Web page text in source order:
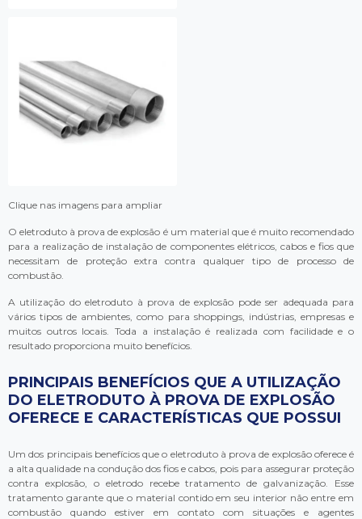
Clique nas imagens para ampliar
O eletroduto à prova de explosão é um material que é muito recomendado
para a realização de instalação de componentes elétricos, cabos e fios que
necessitam de proteção extra contra qualquer tipo de processo de
combustão.
A utilização do eletroduto à prova de explosão pode ser adequada para
vários tipos de ambientes, como para shoppings, indústrias, empresas e
muitos outros locais. Toda a instalação é realizada com facilidade e o
resultado proporciona muito benefícios.
PRINCIPAIS BENEFÍCIOS QUE A UTILIZAÇÃO
DO ELETRODUTO À PROVA DE EXPLOSÃO
OFERECE E CARACTERÍSTICAS QUE POSSUI
Um dos principais benefícios que o eletroduto à prova de explosão oferece é
a alta qualidade na condução dos fios e cabos, pois para assegurar proteção
contra explosão, o eletrodo recebe tratamento de galvanização. Esse
tratamento garante que o material contido em seu interior não entre em
combustão quando estiver em contato com situações e agentes